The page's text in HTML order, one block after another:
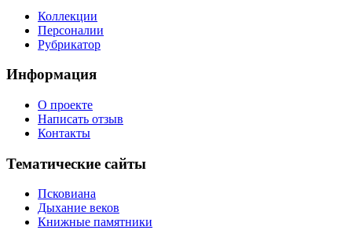
Коллекции
Персоналии
Рубрикатор
Информация
О проекте
Написать отзыв
Контакты
Тематические сайты
Псковиана
Дыхание веков
Книжные памятники